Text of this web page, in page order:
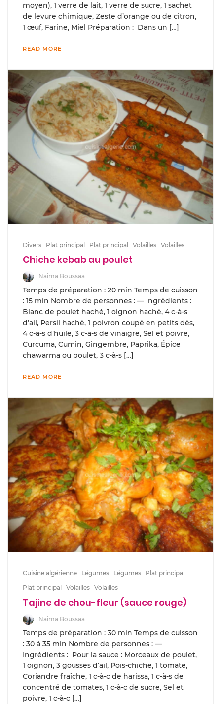
moyen), 1 verre de lait, 1 verre de sucre, 1 sachet
de levure chimique, Zeste d’orange ou de citron,
1 œuf, Farine, Miel Préparation : Dans un […]
READ MORE
Divers Plat principal Plat principal Volailles Volailles
Chiche kebab au poulet
Naima Boussaa
Temps de préparation : 20 min Temps de cuisson
: 15 min Nombre de personnes : — Ingrédients :
Blanc de poulet haché, 1 oignon haché, 4 c-à-s
d’ail, Persil haché, 1 poivron coupé en petits dés,
4 c-à-s d’huile, 3 c-à-s de vinaigre, Sel et poivre,
Curcuma, Cumin, Gingembre, Paprika, Épice
chawarma ou poulet, 3 c-à-s […]
READ MORE
Cuisine algérienne Légumes Légumes
Plat principal
Plat principal
Volailles Volailles
Tajine de chou-fleur (sauce rouge)
Naima Boussaa
Temps de préparation : 30 min Temps de cuisson
: 30 à 35 min Nombre de personnes : —
Ingrédients : Pour la sauce : Morceaux de poulet,
1 oignon, 3 gousses d’ail, Pois-chiche, 1 tomate,
Coriandre fraîche, 1 c-à-c de harissa, 1 c-à-s de
concentré de tomates, 1 c-à-c de sucre, Sel et
poivre, 1 c-à-c […]